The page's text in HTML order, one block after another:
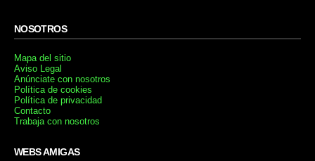
NOSOTROS
Mapa del sitio
Aviso Legal
Anúnciate con nosotros
Política de cookies
Política de privacidad
Contacto
Trabaja con nosotros
WEBS AMIGAS